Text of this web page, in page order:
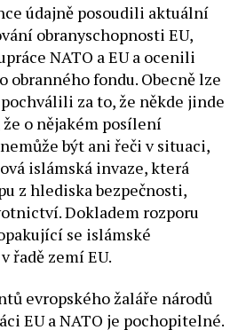
údajně posoudili aktuální
obranyschopnosti EU,
NATO a EU a ocenili
obranného fondu. Obecně lze
za to, že někde jinde
o nějakém posílení
být ani řeči v situaci,
islámská invaze, která
z hlediska bezpečnosti,
Dokladem rozporu
se islámské
řadě zemí EU.
evropského žaláře národů
EU a NATO je pochopitelné.